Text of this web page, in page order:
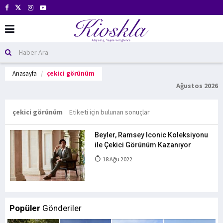
Anasayfa çekici görünüm
Ağustos 2026
çekici görünüm Etiketi için bulunan sonuçlar
Beyler, Ramsey Iconic Koleksiyonu
ile Çekici Görünüm Kazanıyor
18 Ağu 2022
Popüler Gönderiler